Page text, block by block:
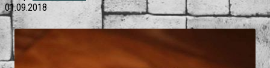
01.09.2018